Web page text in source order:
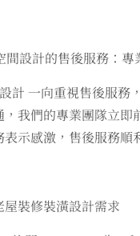
間設計的售後服務：專
計 一向重視售後服務
，我們的專業團隊立
表示感激，售後服務順
屋裝修裝潢設計需求